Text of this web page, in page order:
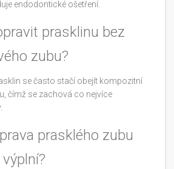
endodontické ošetření.
prasklinu bez
zubu?
se často stačí obejít kompozitní
čímž se zachová co nejvíce
prasklého zubu